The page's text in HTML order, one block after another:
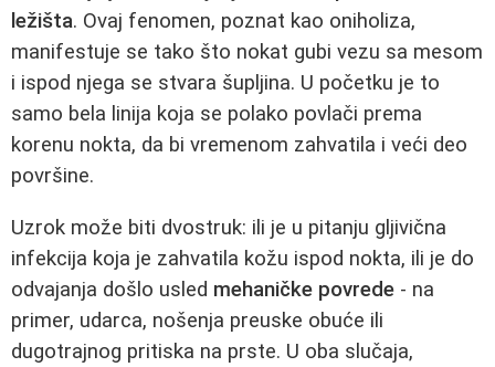
ležišta. Ovaj fenomen, poznat kao oniholiza,
manifestuje se tako što nokat gubi vezu sa mesom
i ispod njega se stvara šupljina. U početku je to
samo bela linija koja se polako povlači prema
korenu nokta, da bi vremenom zahvatila i veći deo
površine.
Uzrok može biti dvostruk: ili je u pitanju gljivična
infekcija koja je zahvatila kožu ispod nokta, ili je do
odvajanja došlo usled mehaničke povrede - na
primer, udarca, nošenja preuske obuće ili
dugotrajnog pritiska na prste. U oba slučaja,